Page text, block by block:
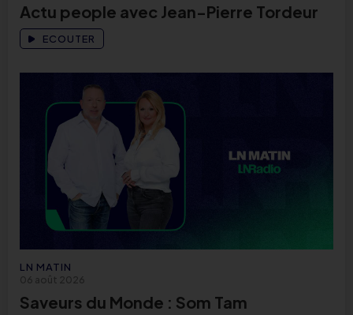
Actu people avec Jean-Pierre Tordeur
ECOUTER
LN MATIN
06 août 2026
Saveurs du Monde : Som Tam